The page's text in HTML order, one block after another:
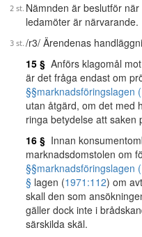
Nämnden är beslutför
ledamöter är närvarande.
/r3/ Ärendenas
15 § Anförs klagomål
är det fråga endast om
§§marknadsföringslagen
utan åtgärd, om det med
ringa betydelse att saken
16 § Innan
marknadsdomstolen om
§§marknadsföringslagen
§ lagen (1971:112) om
skall den som
gäller dock inte i
särskilda skäl.